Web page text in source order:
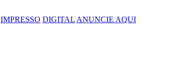
IMPRESSO DIGITAL ANUNCIE AQUI